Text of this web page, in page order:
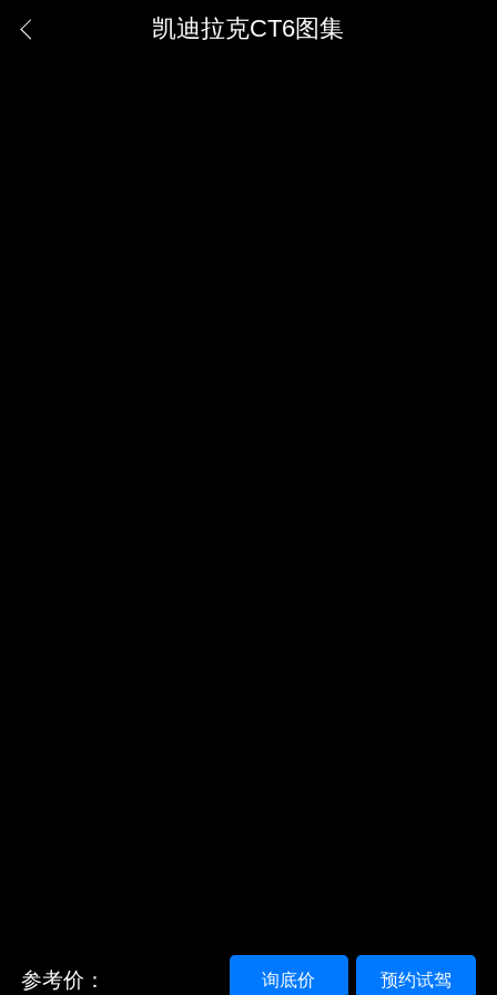
凯迪拉克CT6图集
参考价： 预约试驾
询底价